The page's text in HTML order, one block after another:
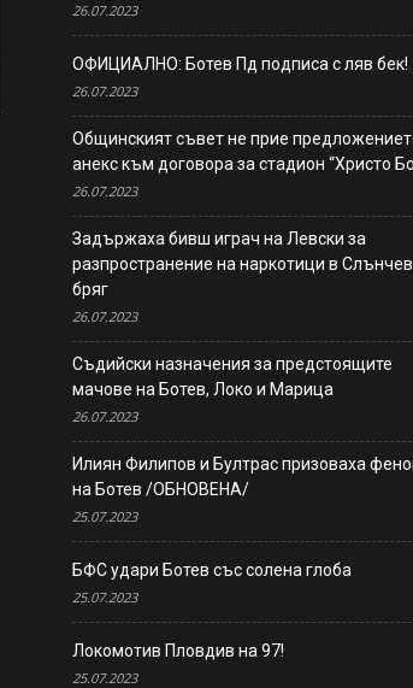
26.07.2023
ОФИЦИАЛНО: Ботев Пд подписа с ляв бек!
26.07.2023
Общинският съвет не прие
анекс към договора за стадион “Христо
26.07.2023
Задържаха бивш играч на Левски за
разпространение на наркотици в Слънчев
бряг
26.07.2023
Съдийски назначения за предстоящите
мачове на Ботев, Локо и Марица
26.07.2023
Илиян Филипов и Бултрас призоваха
на Ботев /ОБНОВЕНА/
25.07.2023
БФС удари Ботев със солена глоба
25.07.2023
Локомотив Пловдив на 97!
25.07.2023